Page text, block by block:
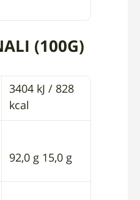
(100G)
3404 kJ / 828
kcal
92,0 g 15,0 g